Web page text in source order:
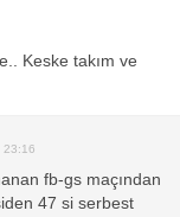
Keske takım ve
23:16
fb-gs maçından
47 si serbest